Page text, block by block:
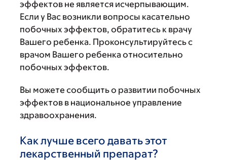
эффектов не является исчерпывающим.
Если у Вас возникли вопросы касательно
побочных эффектов, обратитесь к врачу
Вашего ребенка. Проконсультируйтесь с
врачом Вашего ребенка относительно
побочных эффектов.
Вы можете сообщить о развитии побочных
эффектов в национальное управление
здравоохранения.
Как лучше всего давать этот
лекарственный препарат?